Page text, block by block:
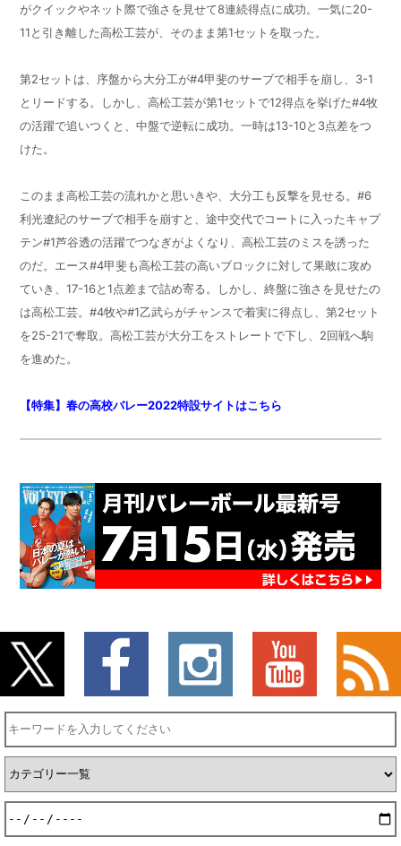
がクイックやネット際で強さを見せて8連続得点に成功。一気に20-
11と引き離した高松工芸が、そのまま第1セットを取った。
第2セットは、序盤から大分工が#4甲斐のサーブで相手を崩し、3-1
とリードする。しかし、高松工芸が第1セットで12得点を挙げた#4牧
の活躍で追いつくと、中盤で逆転に成功。一時は13-10と3点差をつ
けた。
このまま高松工芸の流れかと思いきや、大分工も反撃を見せる。#6
利光遼紀のサーブで相手を崩すと、途中交代でコートに入ったキャプ
テン#1芦谷透の活躍でつなぎがよくなり、高松工芸のミスを誘った
のだ。エース#4甲斐も高松工芸の高いブロックに対して果敢に攻め
ていき、17-16と1点差まで詰め寄る。しかし、終盤に強さを見せたの
は高松工芸。#4牧や#1乙武らがチャンスで着実に得点し、第2セット
を25-21で奪取。高松工芸が大分工をストレートで下し、2回戦へ駒
を進めた。
【特集】春の高校バレー2022特設サイトはこちら